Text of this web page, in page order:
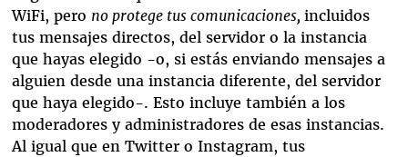
WiFi, pero no protege tus comunicaciones, incluidos
tus mensajes directos, del servidor o la instancia
que hayas elegido -o, si estás enviando mensajes a
alguien desde una instancia diferente, del servidor
que haya elegido-. Esto incluye también a los
moderadores y administradores de esas instancias.
Al igual que en Twitter o Instagram, tus